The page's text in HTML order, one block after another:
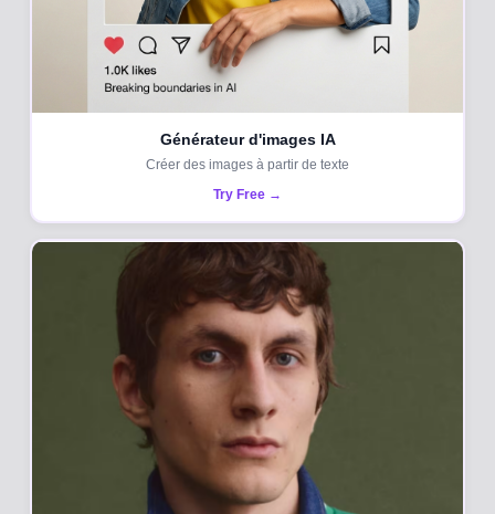
Générateur d'images IA
Créer des images à partir de texte
Try Free →